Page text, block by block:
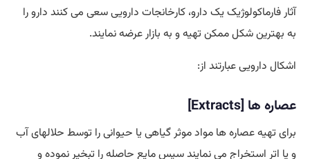
آثار فارماکولوژیک یک دارو، کارخانجات دارویی سعی می کنند دارو را
به بهترین شکل ممکن تهیه و به بازار عرضه نمایند.
اشکال دارویی عبارتند از:
عصاره ها [Extracts]
برای تهیه عصاره ها مواد موثر گیاهی یا حیوانی را توسط حلالهای آب
و یا اتر استخراج می نمایند سپس مایع حاصله را تبخیر نموده و